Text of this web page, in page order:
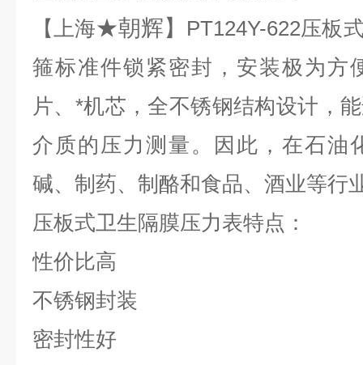
【上海★朝辉】 PT124Y-622压板
箍标准件锁紧密封，安装极为方
片、*机芯，全不锈钢结构设计，
介质的压力测量。因此，在石油
碱、制药、制酪和食品、酒业等行
压板式卫生隔膜压力表特点：
性价比高
不锈钢封装
密封性好